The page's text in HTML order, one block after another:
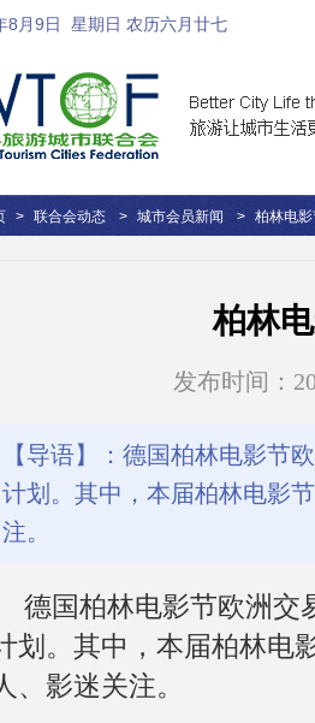
8月9日 星期日 农历六月廿七
> 联合会动态 > 城市会员新闻 > 柏林电
柏林
发布时间：
【导语】：德国柏林电影节
计划。其中，本届柏林电影
注。
德国柏林电影节欧洲交
划。其中，本届柏林电
、影迷关注。